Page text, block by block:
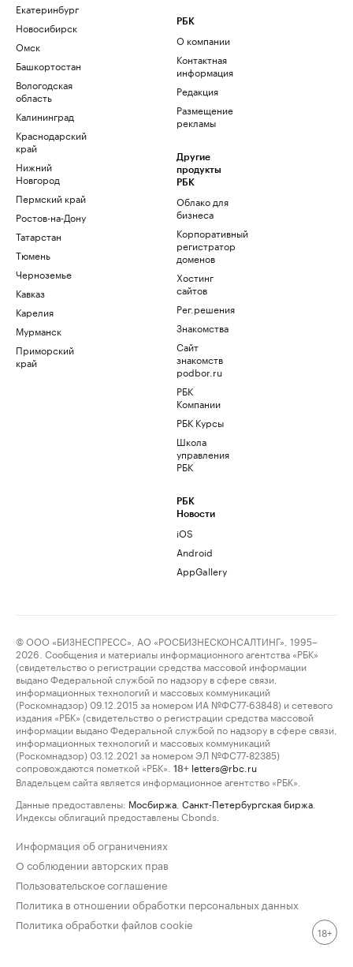
Екатеринбург
Новосибирск
Омск
Башкортостан
Вологодская
область
Калининград
Краснодарский
край
Нижний
Новгород
Пермский край
Ростов-на-Дону
Татарстан
Тюмень
Черноземье
Кавказ
Карелия
Мурманск
Приморский
край
РБК
О компании
Контактная
информация
Редакция
Размещение
рекламы
Другие
продукты
РБК
Облако для
бизнеса
Корпоративный
регистратор
доменов
Хостинг
сайтов
Рег.решения
Знакомства
Сайт
знакомств
podbor.ru
РБК
Компании
РБК Курсы
Школа
управления
РБК
РБК
Новости
iOS
Android
AppGallery
© ООО «БИЗНЕСПРЕСС», АО «РОСБИЗНЕСКОНСАЛТИНГ», 1995–
2026. Сообщения и материалы информационного агентства «РБК»
(свидетельство о регистрации средства массовой информации
выдано Федеральной службой по надзору в сфере связи,
информационных технологий и массовых коммуникаций
(Роскомнадзор) 09.12.2015 за номером ИА №ФС77-63848) и сетевого
издания «РБК» (свидетельство о регистрации средства массовой
информации выдано Федеральной службой по надзору в сфере связи,
информационных технологий и массовых коммуникаций
(Роскомнадзор) 03.12.2021 за номером ЭЛ №ФС77-82385)
сопровождаются пометкой «РБК».
18+ letters@rbc.ru
Владельцем сайта является информационное агентство «РБК».
Данные предоставлены: Мосбиржа Санкт-Петербургская биржа
Индексы облигаций предоставлены Cbonds.
Информация об ограничениях
О соблюдении авторских прав
Пользовательское соглашение
Политика в отношении обработки персональных данных
Политика обработки файлов cookie
18+